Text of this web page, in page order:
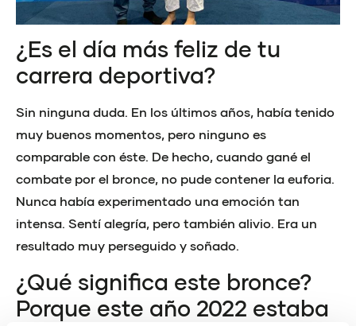
¿Es el día más feliz de tu
carrera deportiva?
Sin ninguna duda. En los últimos años, había tenido
muy buenos momentos, pero ninguno es
comparable con éste. De hecho, cuando gané el
combate por el bronce, no pude contener la euforia.
Nunca había experimentado una emoción tan
intensa. Sentí alegría, pero también alivio. Era un
resultado muy perseguido y soñado.
¿Qué significa este bronce?
Porque este año 2022 estaba